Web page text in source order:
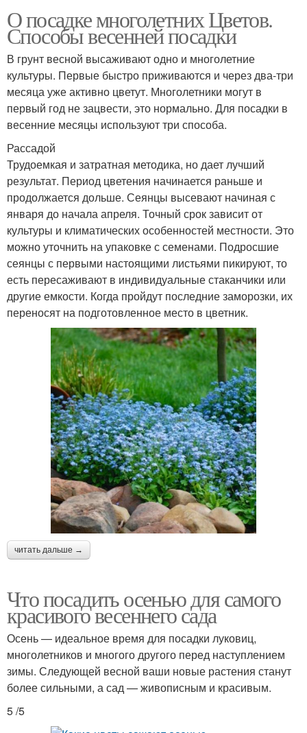
О посадке многолетних Цветов.
Способы весенней посадки
В грунт весной высаживают одно и многолетние
культуры. Первые быстро приживаются и через два-три
месяца уже активно цветут. Многолетники могут в
первый год не зацвести, это нормально. Для посадки в
весенние месяцы используют три способа.
Рассадой
Трудоемкая и затратная методика, но дает лучший
результат. Период цветения начинается раньше и
продолжается дольше. Сеянцы высевают начиная с
января до начала апреля. Точный срок зависит от
культуры и климатических особенностей местности. Это
можно уточнить на упаковке с семенами. Подросшие
сеянцы с первыми настоящими листьями пикируют, то
есть пересаживают в индивидуальные стаканчики или
другие емкости. Когда пройдут последние заморозки, их
переносят на подготовленное место в цветник.
читать дальше →
Что посадить осенью для самого
красивого весеннего сада
Осень — идеальное время для посадки луковиц,
многолетников и многого другого перед наступлением
зимы. Следующей весной ваши новые растения станут
более сильными, а сад — живописным и красивым.
5 /5